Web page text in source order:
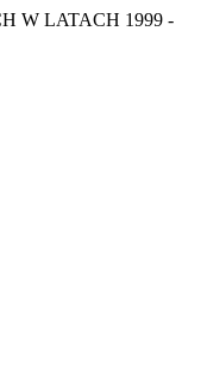
W LATACH 1999 -